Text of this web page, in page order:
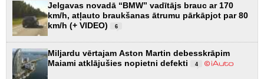
Jelgavas novadā “BMW” vadītājs brauc ar 170
km/h, atļauto braukšanas ātrumu pārkāpjot par 80
km/h (+ VIDEO)
6
Miljardu vērtajam Aston Martin debesskrāpim
Maiami atklājušies nopietni defekti
4